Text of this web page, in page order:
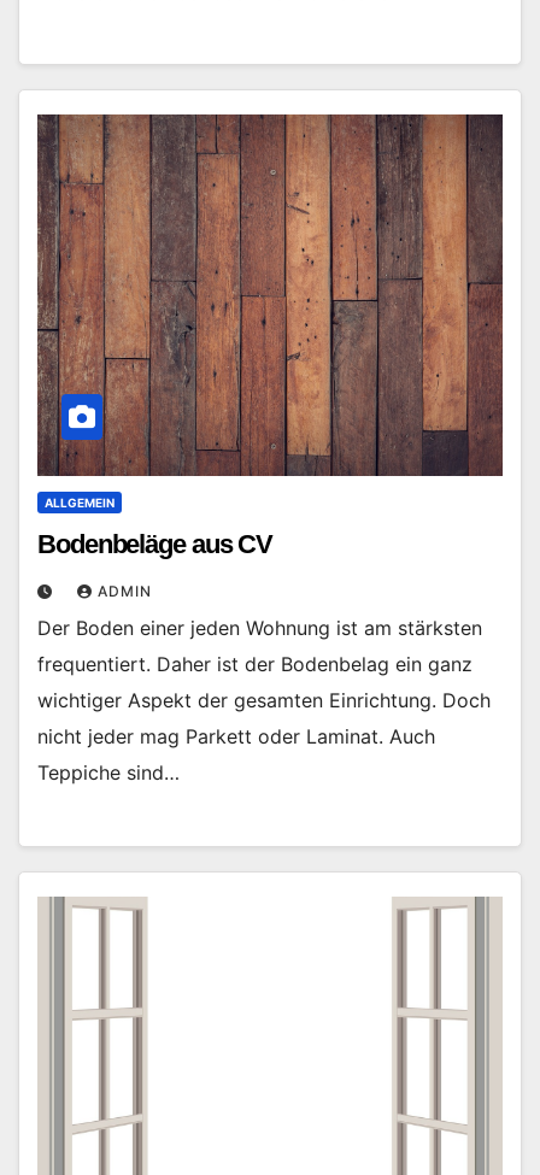
ALLGEMEIN
Bodenbeläge aus CV
ADMIN
Der Boden einer jeden Wohnung ist am stärksten
frequentiert. Daher ist der Bodenbelag ein ganz
wichtiger Aspekt der gesamten Einrichtung. Doch
nicht jeder mag Parkett oder Laminat. Auch
Teppiche sind…